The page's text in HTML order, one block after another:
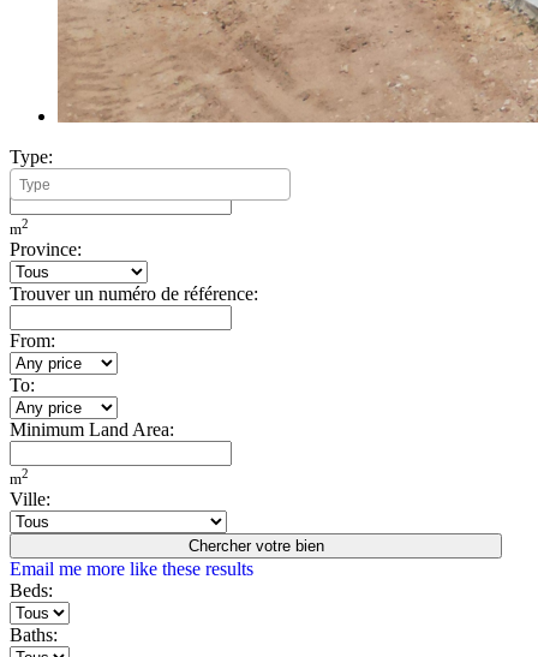
Type:
Minimum Build Area:
m2
Province:
Trouver un numéro de référence:
From:
To:
Minimum Land Area:
m2
Ville:
Chercher votre bien
Email me more like these results
Beds:
Baths: